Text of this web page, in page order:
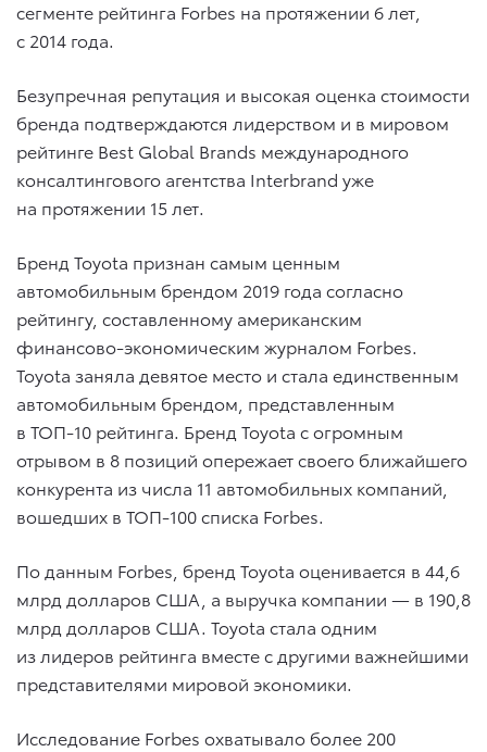
сегменте рейтинга Forbes на протяжении 6 лет,
с 2014 года.
Безупречная репутация и высокая оценка стоимости
бренда подтверждаются лидерством и в мировом
рейтинге Best Global Brands международного
консалтингового агентства Interbrand уже
на протяжении 15 лет.
Бренд Toyota признан самым ценным
автомобильным брендом 2019 года согласно
рейтингу, составленному американским
финансово-экономическим журналом Forbes.
Toyota заняла девятое место и стала единственным
автомобильным брендом, представленным
в ТОП-10 рейтинга. Бренд Toyota с огромным
отрывом в 8 позиций опережает своего ближайшего
конкурента из числа 11 автомобильных компаний,
вошедших в ТОП-100 списка Forbes.
По данным Forbes, бренд Toyota оценивается в 44,6
млрд долларов США, а выручка компании — в 190,8
млрд долларов США. Toyota стала одним
из лидеров рейтинга вместе с другими важнейшими
представителями мировой экономики.
Исследование Forbes охватывало более 200